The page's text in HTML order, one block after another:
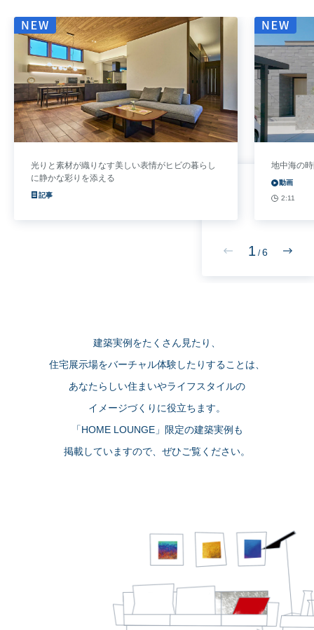
光りと素材が織りなす美しい表情がヒビの暮らし
に静かな彩りを添える
記事
地中海の
動画
2:11
1/6
建築実例をたくさん見たり、
住宅展示場をバーチャル体験したりすることは、
あなたらしい住まいやライフスタイルの
イメージづくりに役立ちます。
「HOME LOUNGE」限定の建築実例も
掲載していますので、 ぜひご覧ください。